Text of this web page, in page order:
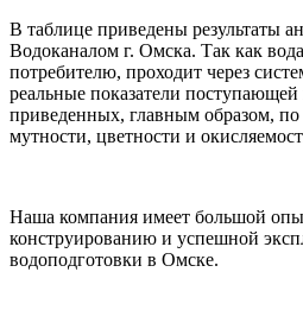
В таблице приведены результаты
Водоканалом г. Омска. Так как
потребителю, проходит через
реальные показатели поступающей
приведенных, главным образом, по
мутности, цветности и
Наша компания имеет большой
конструированию и успешной
водоподготовки в Омске.